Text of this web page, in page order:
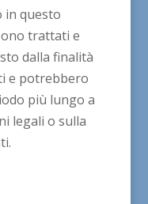
in questo
trattati e
dalla finalità
e potrebbero
più lungo a
legali o sulla